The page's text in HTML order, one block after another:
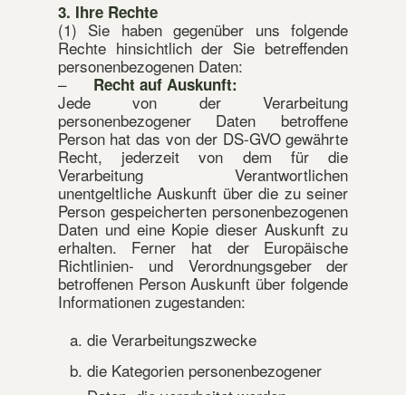
3. Ihre Rechte
(1) Sie haben gegenüber uns folgende
Rechte hinsichtlich der Sie betreffenden
personenbezogenen Daten:
– Recht auf Auskunft:
Jede von der Verarbeitung
personenbezogener Daten betroffene
Person hat das von der DS-GVO gewährte
Recht, jederzeit von dem für die
Verarbeitung Verantwortlichen
unentgeltliche Auskunft über die zu seiner
Person gespeicherten personenbezogenen
Daten und eine Kopie dieser Auskunft zu
erhalten. Ferner hat der Europäische
Richtlinien- und Verordnungsgeber der
betroffenen Person Auskunft über folgende
Informationen zugestanden:
die Verarbeitungszwecke
die Kategorien personenbezogener